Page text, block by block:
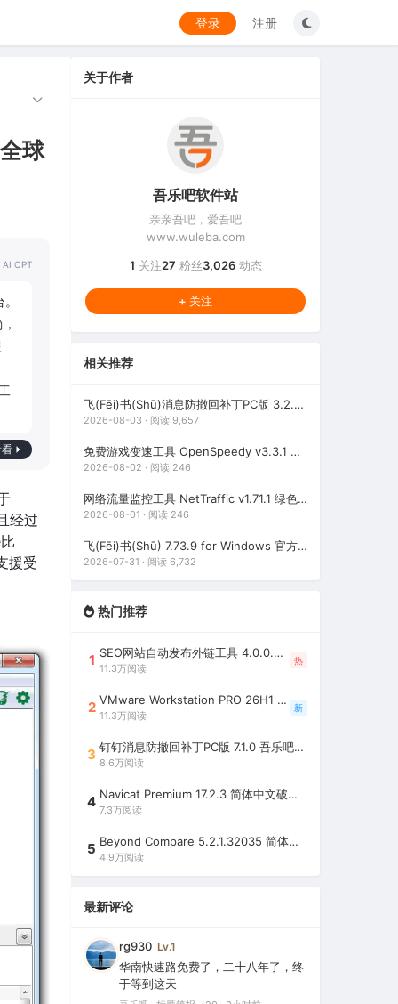
登录 注册
球
OPT
经过
援受
关于作者
吾乐吧软件站
亲亲吾吧，爱吾吧
www.wuleba.com
1 关注27 粉丝3,026动态
+ 关注
相关推荐
飞(Fēi)书(Shū)消息防撤回补丁PC版 3.2.2 吾乐吧优化版（支持消息防撤回+支持消息永不已读）
2026-08-03 · 阅读 9,657
免费游戏变速工具 OpenSpeedy v3.3.1 中文绿色版（所有应用速度加速100倍，支持部分网盘下载加速）
2026-08-02 · 阅读 246
网络流量监控工具 NetTraffic v1.71.1 绿色版（Windows 轻量实时网速监控工具）
2026-08-01 · 阅读 246
飞(Fēi)书(Shū) 7.73.9 for Windows 官方最新版（飞Ｓhū历史版本下载，协同办公平台，附送飞Ｓhū消息防撤回补丁）
2026-07-31 · 阅读 6,732
热门推荐
1 SEO网站自动发布外链工具 4.0.0.0 吾乐吧优化版（智能代理狂刷外链）
11.3万阅读
热
2 VMware Workstation PRO 26H1 中文精简安装注册版 / 完整版（最好用的虚拟机软件）
11.3万阅读
新
3 钉钉消息防撤回补丁PC版 7.1.0 吾乐吧优化版（支持消息防撤回+钉钉多开+支持消息永不已读+去除钉钉水印）
8.6万阅读
4 Navicat Premium 17.2.3 简体中文破解版（多重数据库管理工具）
7.3万阅读
5 Beyond Compare 5.2.1.32035 简体中文注册版（超强文件/夹比较工具）
4.9万阅读
最新评论
rg930 Lv.1
华南快速路免费了，二十八年了，终
于等到这天